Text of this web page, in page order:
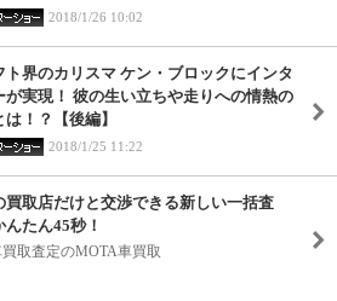
2018/1/26 10:02
ト界のカリスマ ケン・ブロックにインタ
が実現！ 彼の生い立ちや走りへの情熱の
！？【後編】
2018/1/25 11:22
買取店だけと交渉できる新しい一括査
んたん45秒！
取査定のMOTA車買取